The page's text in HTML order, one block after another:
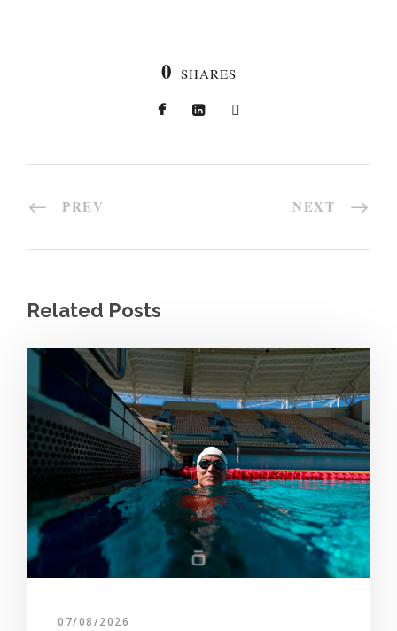
0 SHARES
PREV NEXT
Related Posts
07/08/2026